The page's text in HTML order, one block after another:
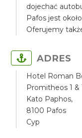
dojechać
Pafos jest
Oferujemy
ADRES
Hotel Roman
Promitheos 1
Kato Paphos,
8100 Pafos
Cyp